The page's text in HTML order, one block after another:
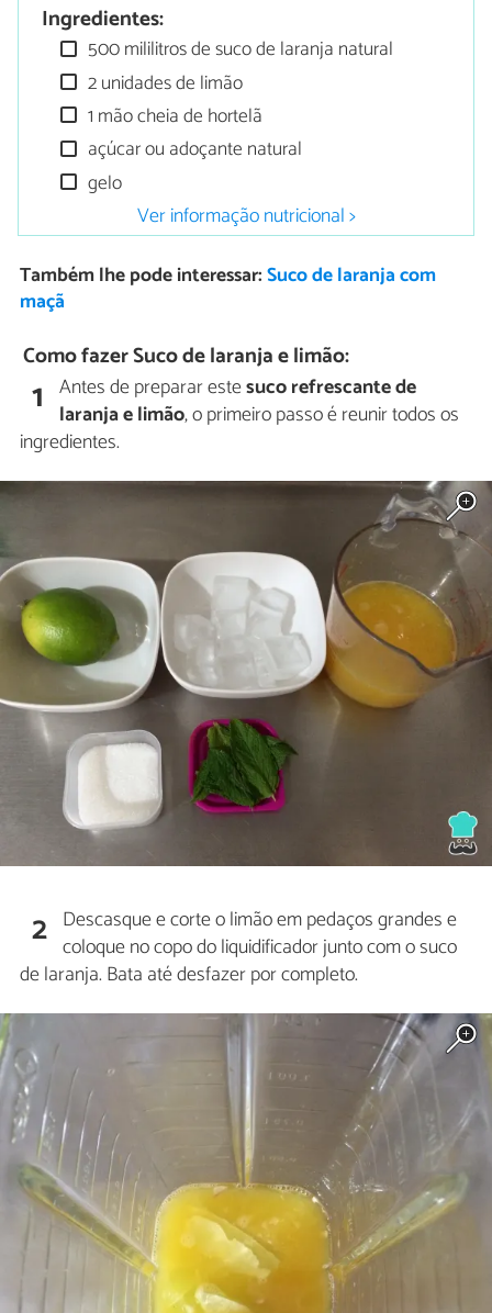
Ingredientes:
500 mililitros de suco de laranja natural
2 unidades de limão
1 mão cheia de hortelã
açúcar ou adoçante natural
gelo
Ver informação nutricional >
Também lhe pode interessar:Suco de laranja com
maçã
Como fazer Suco de laranja e limão:
1 Antes de preparar estesuco refrescante de
laranja e limão, o primeiro passo é reunir todos os
ingredientes.
2 Descasque e corte o limão em pedaços grandes e
coloque no copo do liquidificador junto com o suco
de laranja. Bata até desfazer por completo.